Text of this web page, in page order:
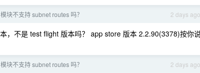
2 days ago
块不支持 subnet routes 吗？
，不是 test flight 版本吗？ app store 版本 2.2.90(3378)按你
2 days ago
块不支持 subnet routes 吗？